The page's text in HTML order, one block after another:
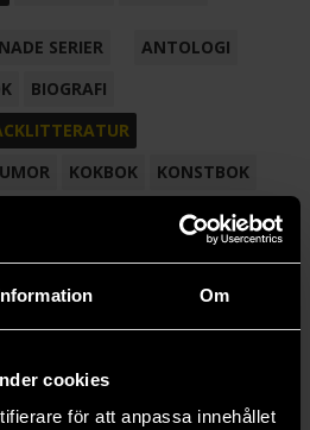
Om
cookies
för att anpassa innehållet
SERIER
ANTOLOGI
BIOGRAFI
KOKBOK
KONSTBOK
NOVELL
& MÅLA TECKNAD SERIE